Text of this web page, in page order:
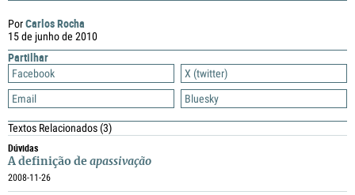
PorCarlos Rocha
15 de junho de 2010
Partilhar
Facebook
X (twitter)
Email
Bluesky
Textos Relacionados(3)
Dúvidas
A definição de apassivação
2008-11-26